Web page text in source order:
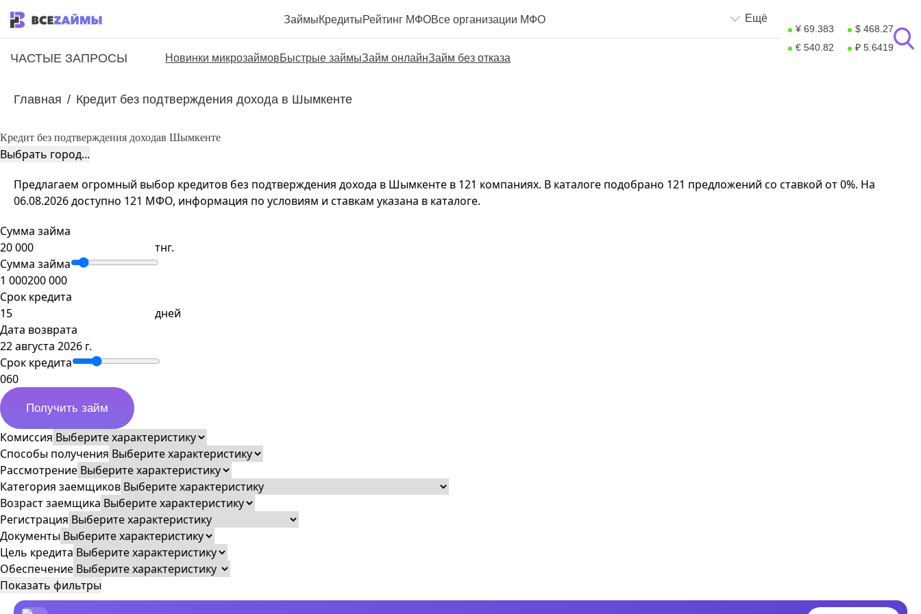
ЗаймыКредитыРейтинг МФОВсе организации МФО Ещё
ЧАСТЫЕ ЗАПРОСЫ Новинки микрозаймовБыстрые займыЗайм онлайнЗайм без отказа
¥ 69.383
$ 468.27
€ 540.82
₽ 5.6419
Главная / Кредит без подтверждения дохода в Шымкенте
Кредит без подтверждения доходав Шымкенте
Выбрать город...
Предлагаем огромный выбор кредитов без подтверждения дохода в Шымкенте в 121 компаниях. В каталоге подобрано 121 предложений со ставкой от 0%. На
06.08.2026 доступно 121 МФО, информация по условиям и ставкам указана в каталоге.
Сумма займа
тнг.
Сумма займа
1 000200 000
Срок кредита
дней
Дата возврата
22 августа 2026 г.
Срок кредита
060
Получить займ
Комиссия
Способы получения
Рассмотрение
Категория заемщиков
Возраст заемщика
Регистрация
Документы
Цель кредита
Обеспечение
Показать фильтры